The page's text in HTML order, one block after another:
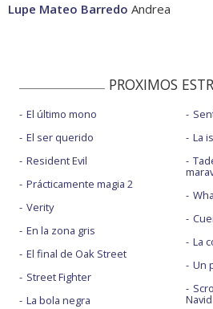
Lupe Mateo Barredo Andrea
PROXIMOS
El último mono
El ser querido
Resident Evil
Prácticamente magia 2
Verity
En la zona gris
El final de Oak Street
Street Fighter
La bola negra
La
La
Un